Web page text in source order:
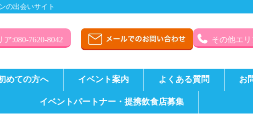
の出会いサイト
:080-7620-8042 その他エリ
めての方へ イベント案内 よくある質問 お
イベントパートナー・提携飲食店募集